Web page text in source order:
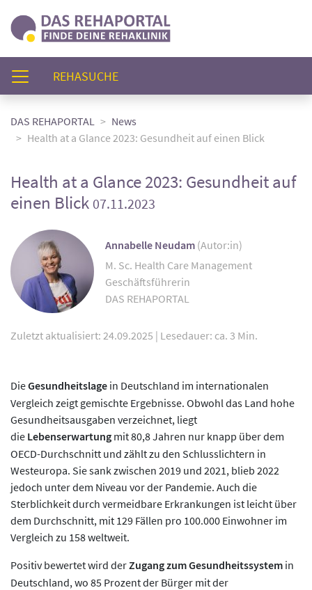
REHASUCHE(AKTUELL)
DAS REHAPORTAL
News
Health at a Glance 2023: Gesundheit auf einen Blick
Health at a Glance 2023: Gesundheit auf
einen Blick 07.11.2023
Annabelle Neudam (Autor:in)
M. Sc. Health Care Management
Geschäftsführerin
DAS REHAPORTAL
Zuletzt aktualisiert: 24.09.2025 | Lesedauer: ca. 3 Min.
DieGesundheitslage in Deutschland im internationalen
Vergleich zeigt gemischte Ergebnisse. Obwohl das Land hohe
Gesundheitsausgaben verzeichnet, liegt
die Lebenserwartung mit 80,8 Jahren nur knapp über dem
OECD-Durchschnitt und zählt zu den Schlusslichtern in
Westeuropa. Sie sank zwischen 2019 und 2021, blieb 2022
jedoch unter dem Niveau vor der Pandemie. Auch die
Sterblichkeit durch vermeidbare Erkrankungen ist leicht über
dem Durchschnitt, mit 129 Fällen pro 100.000 Einwohner im
Vergleich zu 158 weltweit.
Positiv bewertet wird derZugang zum Gesundheitssystem in
Deutschland, wo 85 Prozent der Bürger mit der